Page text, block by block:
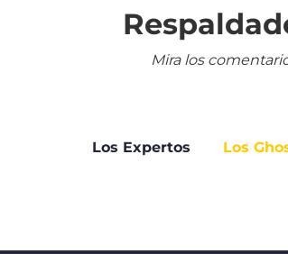
Mira los
Los Expertos Los